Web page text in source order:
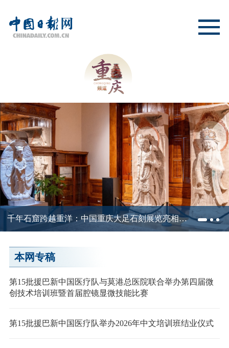
千年石窟跨越重洋：中国重庆大足石刻展览亮相纽
约Memor博物馆
本网专稿
第15批援巴新中国医疗队与莫港总医院联合举办第四届微
创技术培训班暨首届腔镜显微技能比赛
第15批援巴新中国医疗队举办2026年中文培训班结业仪式